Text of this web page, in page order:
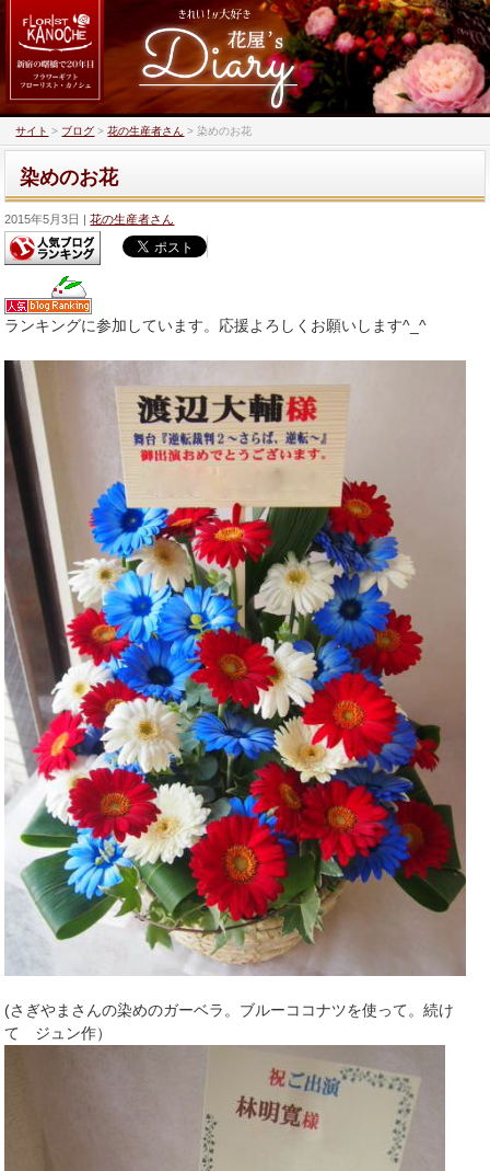
サイト > ブログ >花の生産者さん >染めのお花
染めのお花
2015年5月3日 花の生産者さん
ランキングに参加しています。応援よろしくお願いします^_^
(さぎやまさんの染めのガーベラ。ブルーココナツを使って。続け
て ジュン作）